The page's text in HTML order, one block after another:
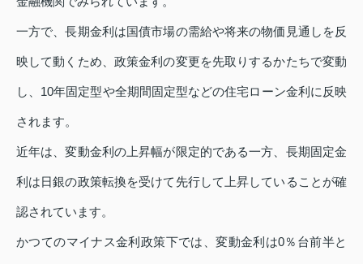
一方で、長期金利は国債市場の需給や将来の物価見通しを反
映して動くため、政策金利の変更を先取りするかたちで変動
し、10年固定型や全期間固定型などの住宅ローン金利に反映
されます。
近年は、変動金利の上昇幅が限定的である一方、長期固定金
利は日銀の政策転換を受けて先行して上昇していることが確
認されています。
かつてのマイナス金利政策下では、変動金利は0％台前半と